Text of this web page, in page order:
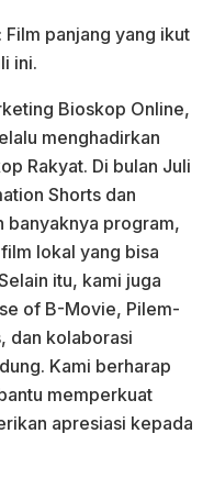
panjang yang ikut
ini.
Bioskop Online,
menghadirkan
Rakyat. Di bulan Juli
Shorts dan
banyaknya program,
lokal yang bisa
itu, kami juga
of B-Movie, Pilem-
dan kolaborasi
Kami berharap
memperkuat
apresiasi kepada